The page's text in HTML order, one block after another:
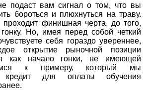
подаст вам сигнал о том, что вы
бороться и плюхнуться на траву.
проходит финишная черта, до того,
Но, имея перед собой четкий
себя гораздо увереннее,
открытие рыночной позиции
как начало гонки, не имеющей
к примеру, который мы
кредит для оплаты обучения